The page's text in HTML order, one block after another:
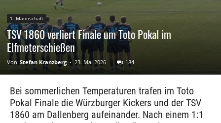
1. Mannschaft
TSV 1860 verliert Finale um Toto Pokal im
Elfmeterschießen
Von Stefan Kranzberg - 23. Mai 2026 184
Bei sommerlichen Temperaturen trafen im Toto
Pokal Finale die Würzburger Kickers und der TSV
1860 am Dallenberg aufeinander. Nach einem 1:1